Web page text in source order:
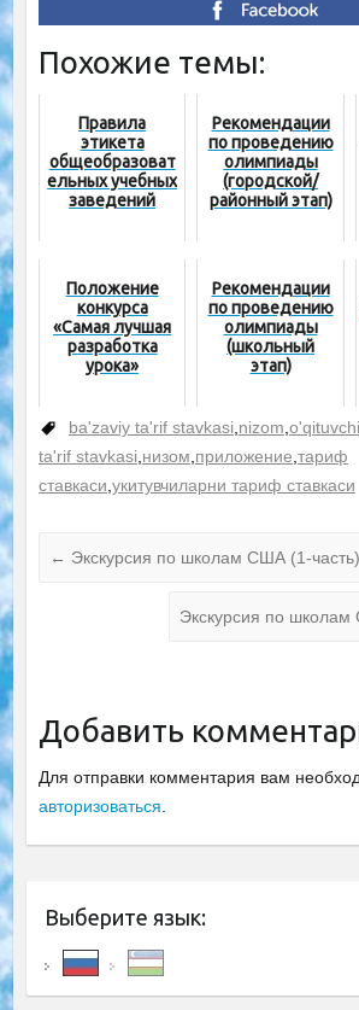
Похожие темы:
Правила
этикета
общеобразоват
ельных учебных
заведений
Рекомендации
по проведению
олимпиады
(городской/
районный этап)
Положение
конкурса
«Самая лучшая
разработка
урока»
Рекомендации
по проведению
олимпиады
(школьный
этап)
ba'zaviy ta'rif stavkasi nizom
ta'rif stavkasi низом приложение тариф
ставкаси укитувчиларни тариф ставкаси
← Экскурсия по школам США (1-часть)
Экскурсия по
Добавить
Для отправки комментария вам
авторизоваться
Выберите язык: